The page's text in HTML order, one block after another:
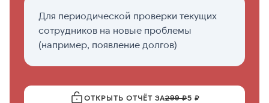
Для периодической проверки текущих
сотрудников на новые проблемы
(например, появление долгов)
ОТКРЫТЬ ОТЧЁТ ЗА299 ₽5 ₽